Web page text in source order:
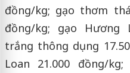
đồng/kg; gạo thơm
đồng/kg; gạo Hương
trắng thông dụng
Loan 21.000 đồng/